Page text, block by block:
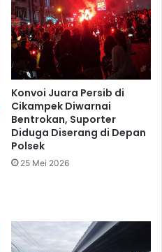
Konvoi Juara Persib di
Cikampek Diwarnai
Bentrokan, Suporter
Diduga Diserang di Depan
Polsek
25 Mei 2026